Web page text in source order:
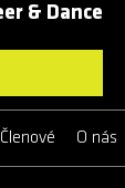
& Dance
Členové O nás